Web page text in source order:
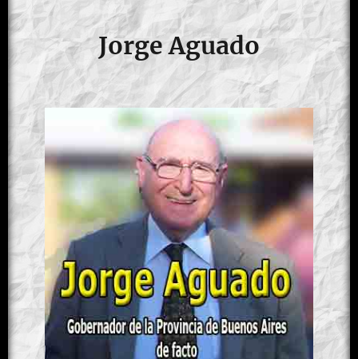
Jorge Aguado